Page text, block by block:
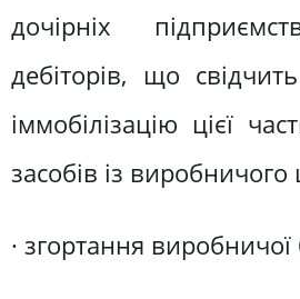
дочірніх
дебіторів, що
іммобілізацію цієї
засобів із виробничого
· згортання виробничої